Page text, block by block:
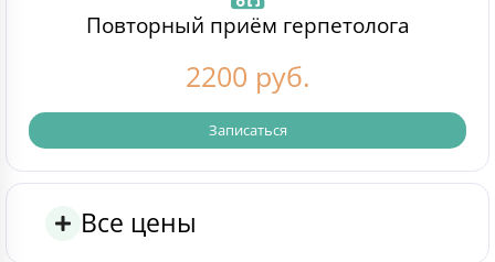
Повторный приём герпетолога
2200 руб.
Записаться
Все цены